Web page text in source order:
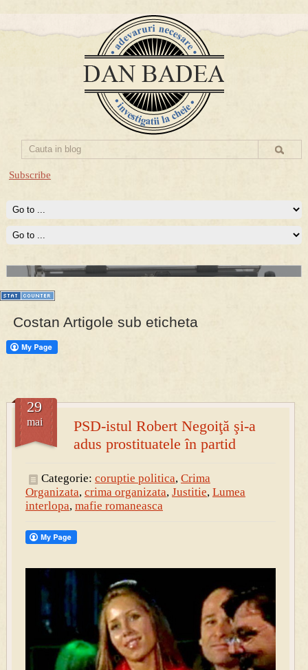
Subscribe
PRESA
Permise pentru vânătoarea de porci în costume, cu gulere albe
Costan Artigole sub eticheta
PSD-istul Robert Negoiţă şi-a
adus prostituatele în partid
29
mai
Categorie: coruptie politica, Crima
Organizata, crima organizata, Justitie, Lumea
interlopa, mafie romaneasca